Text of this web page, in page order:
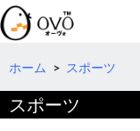
検
索
コ
テ
へ
ホーム > スポーツ
スポーツ